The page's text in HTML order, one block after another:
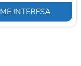
ME INTERESA